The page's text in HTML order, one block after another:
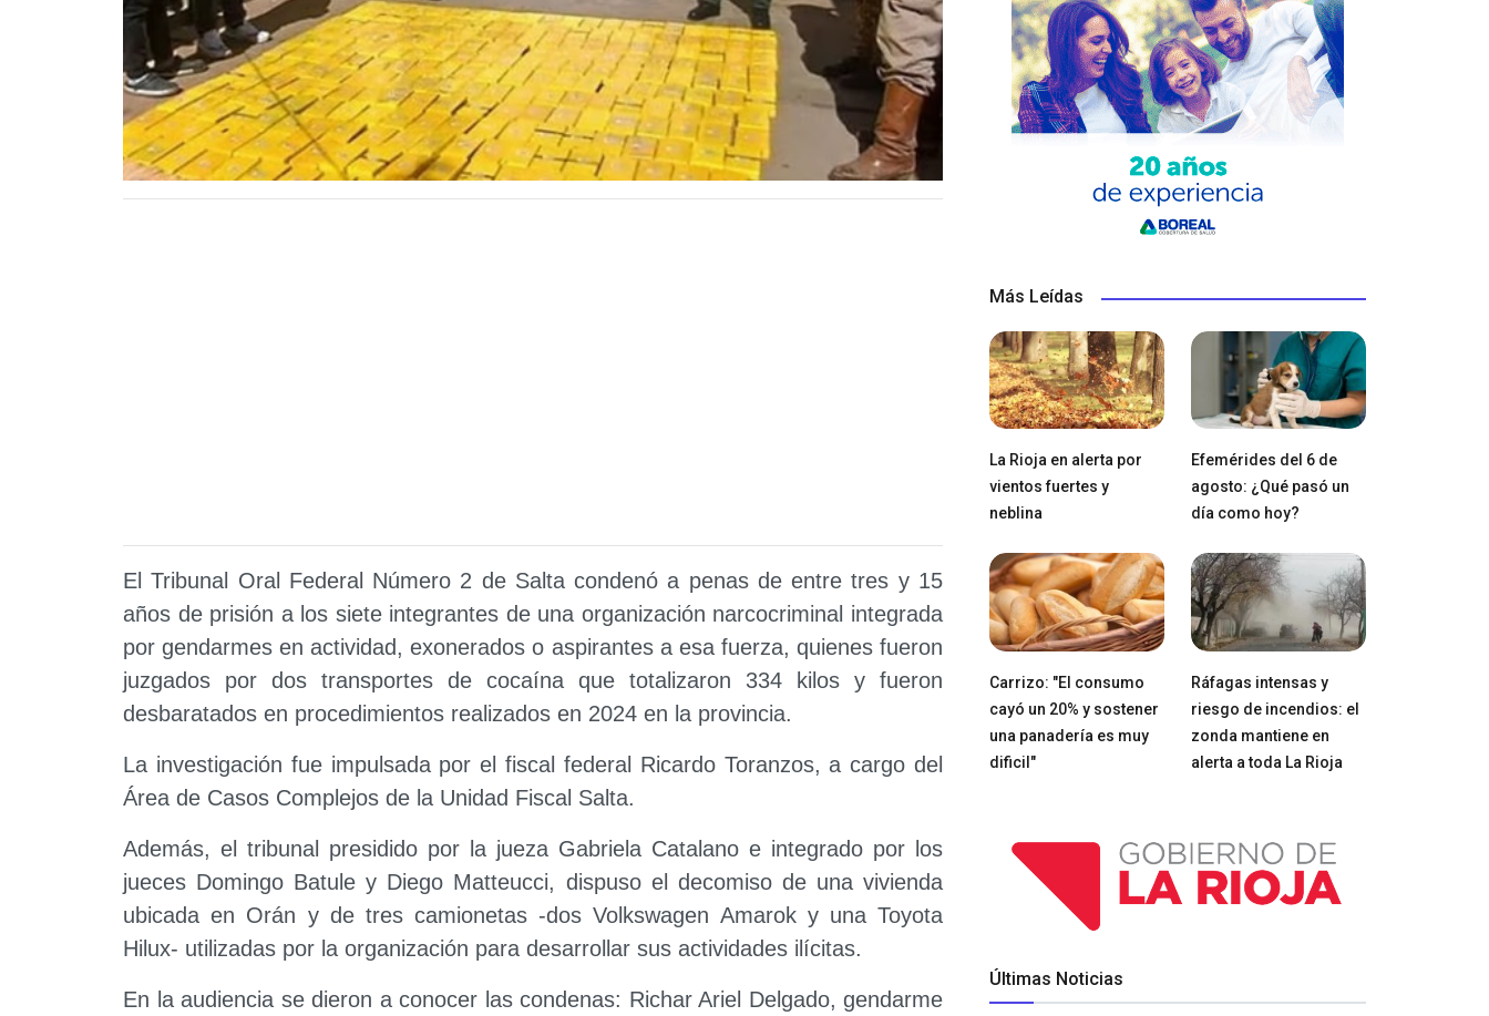
El Tribunal Oral Federal Número 2 de Salta condenó a penas de entre tres y 15
años de prisión a los siete integrantes de una organización narcocriminal integrada
por gendarmes en actividad, exonerados o aspirantes a esa fuerza, quienes fueron
juzgados por dos transportes de cocaína que totalizaron 334 kilos y fueron
desbaratados en procedimientos realizados en 2024 en la provincia.
La investigación fue impulsada por el fiscal federal Ricardo Toranzos, a cargo del
Área de Casos Complejos de la Unidad Fiscal Salta.
Además, el tribunal presidido por la jueza Gabriela Catalano e integrado por los
jueces Domingo Batule y Diego Matteucci, dispuso el decomiso de una vivienda
ubicada en Orán y de tres camionetas -dos Volkswagen Amarok y una Toyota
Hilux- utilizadas por la organización para desarrollar sus actividades ilícitas.
En la audiencia se dieron a conocer las condenas: Richar Ariel Delgado, gendarme
Más Leídas
La Rioja en alerta por
vientos fuertes y
neblina
Efemérides del 6 de
agosto: ¿Qué pasó un
día como hoy?
Carrizo: "El consumo
cayó un 20% y sostener
una panadería es muy
dificil"
Ráfagas intensas y
riesgo de incendios: el
zonda mantiene en
alerta a toda La Rioja
Últimas Noticias